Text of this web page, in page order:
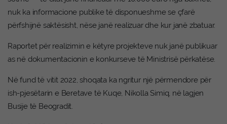
nuk ka informacione publike të disponueshme se çfarë
përfshijnë saktësisht, nëse janë realizuar dhe kur janë zbatuar.
Raportet për realizimin e këtyre projekteve nuk janë publikuar
as në dokumentacionin e konkurseve të Ministrisë përkatëse.
Në fund të vitit 2022, shoqata ka ngritur një përmendore për
ish-pjesëtarin e Beretave të Kuqe, Nikolla Simiq, në lagjen
Busije të Beogradit.